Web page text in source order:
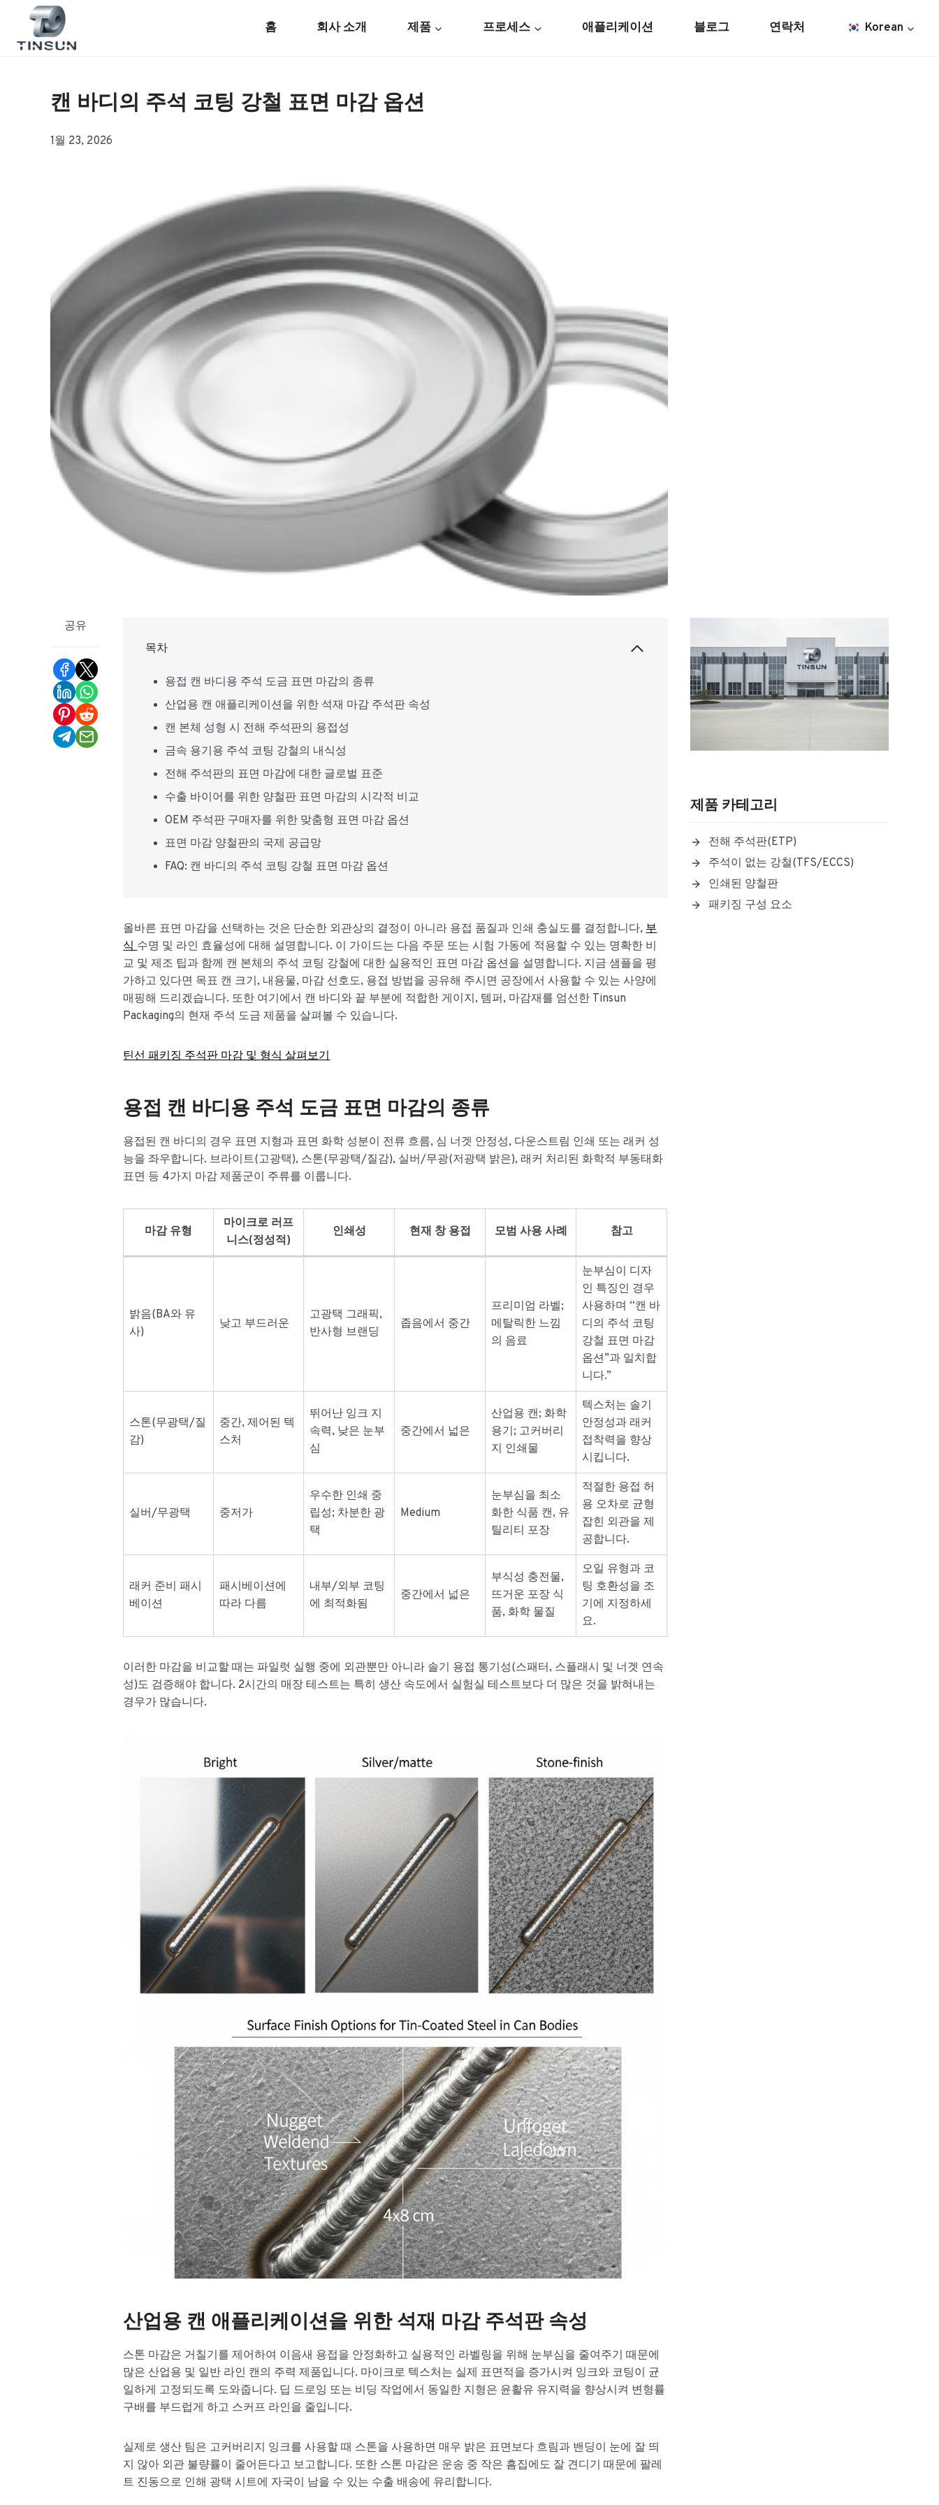
홈 회사 소개 제품 프로세스 애플리케이션 블로그 연락처 Korean
캔 바디의 주석 코팅 강철 표면 마감 옵션
1월 23, 2026
공유
목차
용접 캔 바디용 주석 도금 표면 마감의 종류
산업용 캔 애플리케이션을 위한 석재 마감 주석판 속성
캔 본체 성형 시 전해 주석판의 용접성
금속 용기용 주석 코팅 강철의 내식성
전해 주석판의 표면 마감에 대한 글로벌 표준
수출 바이어를 위한 양철판 표면 마감의 시각적 비교
OEM 주석판 구매자를 위한 맞춤형 표면 마감 옵션
표면 마감 양철판의 국제 공급망
FAQ: 캔 바디의 주석 코팅 강철 표면 마감 옵션
올바른 표면 마감을 선택하는 것은 단순한 외관상의 결정이 아니라 용접 품질과 인쇄 충실도를 결정합니다,부
식수명 및 라인 효율성에 대해 설명합니다. 이 가이드는 다음 주문 또는 시험 가동에 적용할 수 있는 명확한 비
교 및 제조 팁과 함께 캔 본체의 주석 코팅 강철에 대한 실용적인 표면 마감 옵션을 설명합니다. 지금 샘플을 평
가하고 있다면 목표 캔 크기, 내용물, 마감 선호도, 용접 방법을 공유해 주시면 공장에서 사용할 수 있는 사양에
매핑해 드리겠습니다. 또한 여기에서 캔 바디와 끝 부분에 적합한 게이지, 템퍼, 마감재를 엄선한 Tinsun
Packaging의 현재 주석 도금 제품을 살펴볼 수 있습니다.
틴선 패키징 주석판 마감 및 형식 살펴보기
용접 캔 바디용 주석 도금 표면 마감의 종류
용접된 캔 바디의 경우 표면 지형과 표면 화학 성분이 전류 흐름, 심 너겟 안정성, 다운스트림 인쇄 또는 래커 성
능을 좌우합니다. 브라이트(고광택), 스톤(무광택/질감), 실버/무광(저광택 밝은), 래커 처리된 화학적 부동태화
표면 등 4가지 마감 제품군이 주류를 이룹니다.
마감 유형
마이크로 러프
니스(정성적)
인쇄성 현재 창 용접 모범 사용 사례 참고
밝음(BA와 유
사)
낮고 부드러운
고광택 그래픽,
반사형 브랜딩
좁음에서 중간
프리미엄 라벨;
메탈릭한 느낌
의 음료
눈부심이 디자
인 특징인 경우
사용하며 “캔 바
디의 주석 코팅
강철 표면 마감
옵션”과 일치합
니다.”
스톤(무광택/질
감)
중간, 제어된 텍
스처
뛰어난 잉크 지
속력, 낮은 눈부
심
중간에서 넓은
산업용 캔; 화학
용기; 고커버리
지 인쇄물
텍스처는 솔기
안정성과 래커
접착력을 향상
시킵니다.
실버/무광택 중저가
우수한 인쇄 중
립성; 차분한 광
택
Medium
눈부심을 최소
화한 식품 캔, 유
틸리티 포장
적절한 용접 허
용 오차로 균형
잡힌 외관을 제
공합니다.
래커 준비 패시
베이션
패시베이션에
따라 다름
내부/외부 코팅
에 최적화됨
중간에서 넓은
부식성 충전물,
뜨거운 포장 식
품, 화학 물질
오일 유형과 코
팅 호환성을 조
기에 지정하세
요.
이러한 마감을 비교할 때는 파일럿 실행 중에 외관뿐만 아니라 솔기 용접 통기성(스패터, 스플래시 및 너겟 연속
성)도 검증해야 합니다. 2시간의 매장 테스트는 특히 생산 속도에서 실험실 테스트보다 더 많은 것을 밝혀내는
경우가 많습니다.
산업용 캔 애플리케이션을 위한 석재 마감 주석판 속성
스톤 마감은 거칠기를 제어하여 이음새 용접을 안정화하고 실용적인 라벨링을 위해 눈부심을 줄여주기 때문에
많은 산업용 및 일반 라인 캔의 주력 제품입니다. 마이크로 텍스처는 실제 표면적을 증가시켜 잉크와 코팅이 균
일하게 고정되도록 도와줍니다. 딥 드로잉 또는 비딩 작업에서 동일한 지형은 윤활유 유지력을 향상시켜 변형률
구배를 부드럽게 하고 스커프 라인을 줄입니다.
실제로 생산 팀은 고커버리지 잉크를 사용할 때 스톤을 사용하면 매우 밝은 표면보다 흐림과 밴딩이 눈에 잘 띄
지 않아 외관 불량률이 줄어든다고 보고합니다. 또한 스톤 마감은 운송 중 작은 흠집에도 잘 견디기 때문에 팔레
트 진동으로 인해 광택 시트에 자국이 남을 수 있는 수출 배송에 유리합니다.
제품 카테고리
전해 주석판(ETP)
주석이 없는 강철(TFS/ECCS)
인쇄된 양철판
패키징 구성 요소